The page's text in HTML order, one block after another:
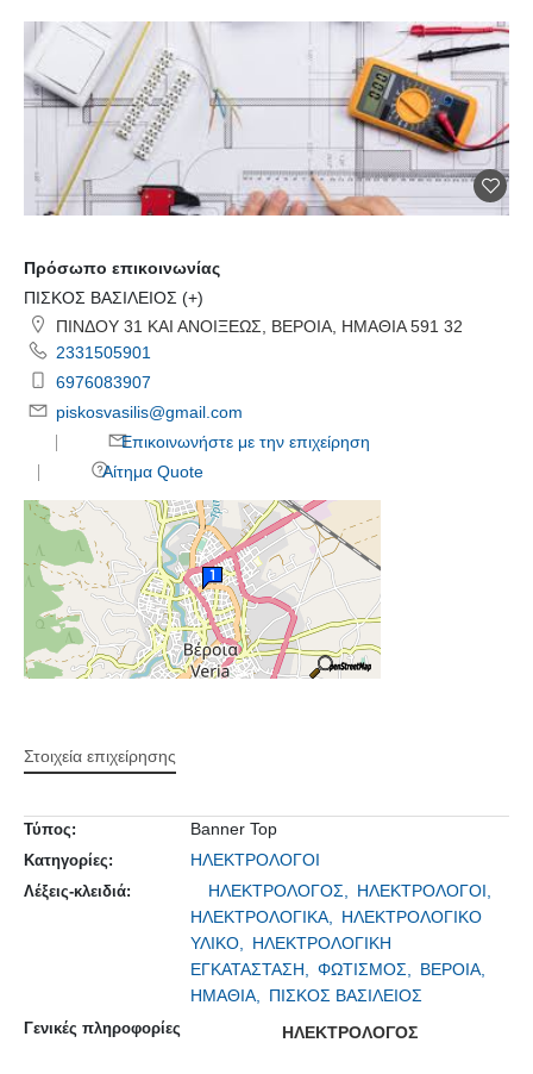
Πρόσωπο επικοινωνίας
ΠΙΣΚΟΣ ΒΑΣΙΛΕΙΟΣ (+)
ΠΙΝΔΟΥ 31 ΚΑΙ ΑΝΟΙΞΕΩΣ, ΒΕΡΟΙΑ, ΗΜΑΘΙΑ 591 32
2331505901
6976083907
piskosvasilis@gmail.com
Επικοινωνήστε με την επιχείρηση
Αίτημα Quote
Στοιχεία επιχείρησης
Τύπος: Banner Top
Κατηγορίες: ΗΛΕΚΤΡΟΛΟΓΟΙ
Λέξεις-κλειδιά: ΗΛΕΚΤΡΟΛΟΓΟΣ,
ΗΛΕΚΤΡΟΛΟΓΟΙ,
ΗΛΕΚΤΡΟΛΟΓΙΚΑ,
ΗΛΕΚΤΡΟΛΟΓΙΚΟ
ΥΛΙΚΟ,
ΗΛΕΚΤΡΟΛΟΓΙΚΗ
ΕΓΚΑΤΑΣΤΑΣΗ,
ΦΩΤΙΣΜΟΣ,
ΒΕΡΟΙΑ,
ΗΜΑΘΙΑ,
ΠΙΣΚΟΣ ΒΑΣΙΛΕΙΟΣ
Γενικές πληροφορίες ΗΛΕΚΤΡΟΛΟΓΟΣ